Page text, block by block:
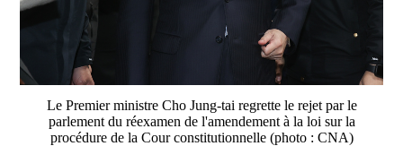
Le Premier ministre Cho Jung-tai regrette le rejet par le
parlement du réexamen de l'amendement à la loi sur la
procédure de la Cour constitutionnelle (photo : CNA)